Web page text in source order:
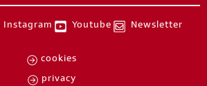
Instagram Youtube Newsletter
cookies
privacy